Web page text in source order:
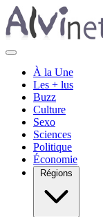
À la Une
Les + lus
Buzz
Culture
Sexo
Sciences
Politique
Économie
Régions